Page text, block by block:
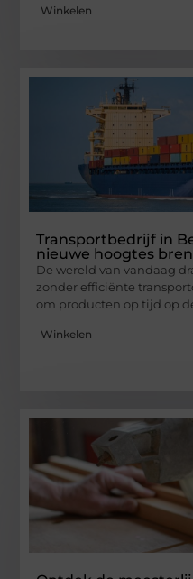
Winkelen
Transportbedrijf in
nieuwe hoogtes
De wereld van vandaag
zonder efficiënte
om producten op tijd op
Winkelen